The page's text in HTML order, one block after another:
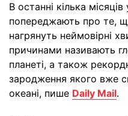
В останні кілька
попереджають про те,
нагрянуть неймовірні
причинами називають
планеті, а також
зародження якого вже
океані, пише Daily Mail.